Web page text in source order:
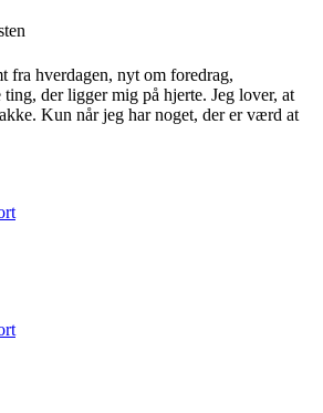
fra hverdagen, nyt om foredrag,
ting, der ligger mig på hjerte. Jeg lover, at
Kun når jeg har noget, der er værd at